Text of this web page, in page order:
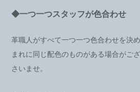
◆一つ一つスタッフが色合わせ
革職人がすべて一つ一つ色合わせを決
まれに同じ配色のものがある場合がご
さいませ。